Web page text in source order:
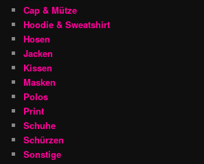
Cap & Mütze
Hoodie & Sweatshirt
Hosen
Jacken
Kissen
Masken
Polos
Print
Schuhe
Schürzen
Sonstige